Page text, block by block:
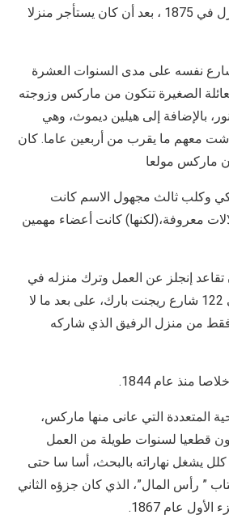
هو وعائلته إلى هذا المنزل في 1875 ، بعد أن كان يستأجر منزلا
نفسه على مدى السنوات العشرة
الصغيرة تتكون من ماركس وزوجته
بالإضافة إلى هيلين ديموث، وهي
عاشت معهم ما يقرب من أربعين عاما. كان
ماركس مولعا
وكلب ثالث مجهول الاسم كانت
معروفة،(لكنها) كانت أعضاء مهمين
، بعد أن تقاعد إنجلز عن العمل وترك منزله في
مانشستر، أخذ سكنا في 122 شارع ريجنت بارك، على بعد ما لا
فقط من منزل الرفيق الذي شاركه
منذ عام 1844.
المتعددة التي عانى منها ماركس،
قطعيا لسنوات طويلة من العمل
كلل يشغل نهاراته بالبحث، أسا سا حتى
” رأس المال”، الذي كان جزؤه الثاني
عام 1867.